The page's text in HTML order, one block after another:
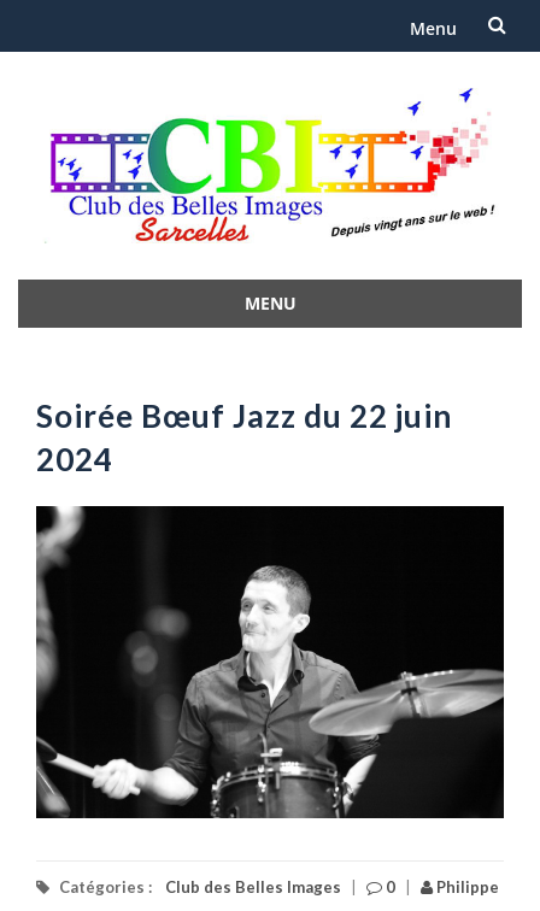
Menu
contenu
MENU
Soirée Bœuf Jazz du 22 juin
2024
Catégories : Club des Belles Images 0 Philippe